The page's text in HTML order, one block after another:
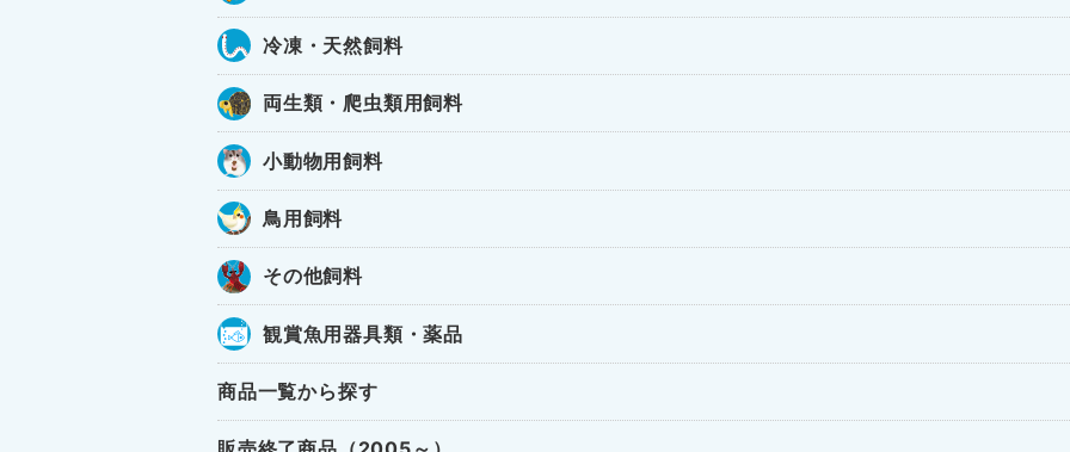
冷凍・天然飼料
両生類・爬虫類用飼料
小動物用飼料
鳥用飼料
その他飼料
観賞魚用器具類・薬品
商品一覧から探す